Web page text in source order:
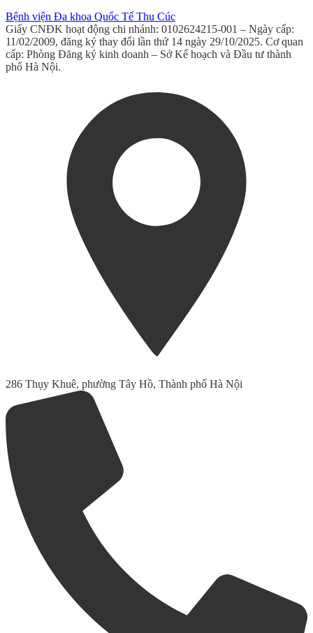
Bệnh viện Đa khoa Quốc Tế Thu Cúc
Giấy CNĐK hoạt động chi nhánh: 0102624215-001 – Ngày cấp:
11/02/2009, đăng ký thay đổi lần thứ 14 ngày 29/10/2025. Cơ quan
cấp: Phòng Đăng ký kinh doanh – Sở Kế hoạch và Đầu tư thành
phố Hà Nội.
286 Thụy Khuê, phường Tây Hồ, Thành phố Hà Nội